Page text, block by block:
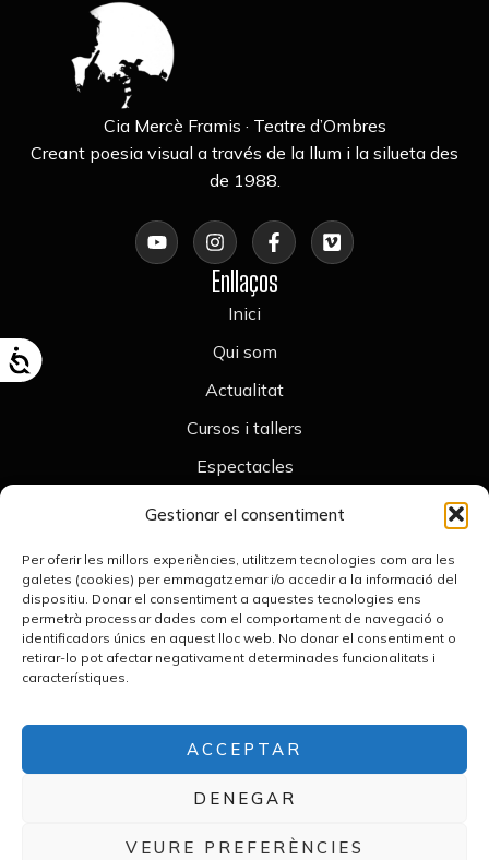
Gestionar el consentiment
Per oferir les millors experiències, utilitzem tecnologies com ara les
galetes (cookies) per emmagatzemar i/o accedir a la informació del
dispositiu. Donar el consentiment a aquestes tecnologies ens
permetrà processar dades com el comportament de navegació o
identificadors únics en aquest lloc web. No donar el consentiment o
retirar-lo pot afectar negativament determinades funcionalitats i
característiques.
ACCEPTAR
DENEGAR
VEURE PREFERÈNCIES
Cia Mercè Framis · Teatre d’Ombres
Creant poesia visual a través de la llum i la silueta des
de 1988.
Enllaços
Inici
Qui som
Actualitat
Cursos i tallers
Espectacles
Contacte
Avís legal
Política de cookies
Declaració d’accessibilitat
+34 676 789 476
merceframis.teatredombres@gmail.com